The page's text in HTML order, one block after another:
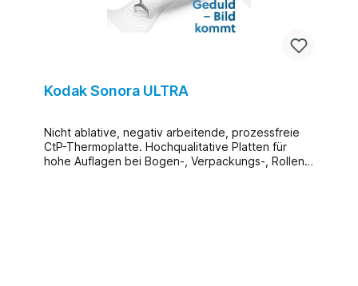
Kodak Sonora ULTRA
Nicht ablative, negativ arbeitende, prozessfreie
CtP-Thermoplatte. Hochqualitative Platten für
hohe Auflagen bei Bogen-, Verpackungs-, Rollen-